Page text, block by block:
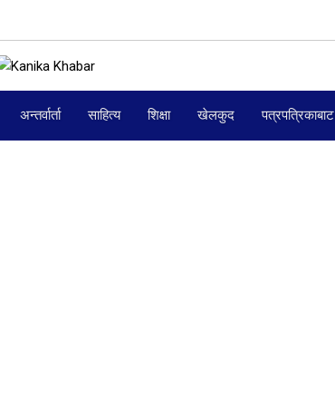
अन्तर्वार्ता साहित्य शिक्षा खेलकुद पत्रपत्रिकाबाट